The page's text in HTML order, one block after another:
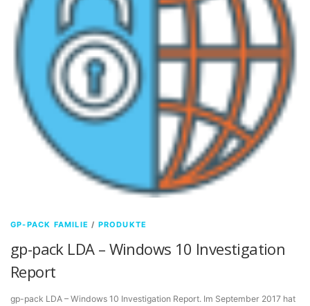
GP-PACK FAMILIE / PRODUKTE
gp-pack LDA – Windows 10 Investigation
Report
gp-pack LDA – Windows 10 Investigation Report. Im September 2017 hat